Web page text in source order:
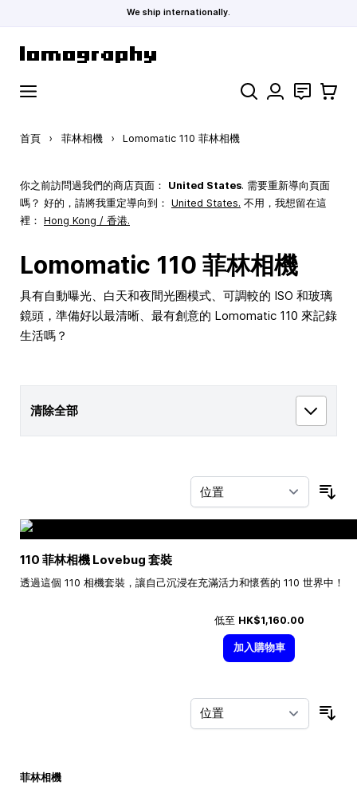
We ship internationally.
搜索 聯絡 購物車
首頁 › 菲林相機 › Lomomatic 110 菲林相機
你之前訪問過我們的商店頁面： United States. 需要重新導向頁面
嗎？ 好的，請將我重定導向到： United States. 不用，我想留在這
裡： Hong Kong / 香港.
Lomomatic 110 菲林相機
具有自動曝光、白天和夜間光圈模式、可調較的 ISO 和玻璃
鏡頭，準備好以最清晰、最有創意的 Lomomatic 110 來記錄
生活嗎？
清除全部
110 菲林相機 Lovebug 套裝
透過這個 110 相機套裝，讓自己沉浸在充滿活力和懷舊的 110 世界中！
低至 HK$1,160.00
加入購物車
菲林相機